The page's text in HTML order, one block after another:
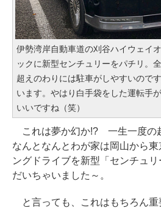
伊勢湾岸自動車道の刈谷ハイウェイ
ックに新型センチュリーをパチリ。
超えのわりには駐車がしやすいので
います。やはり白手袋をした運転手
いいですね（笑）
これは夢か幻か!? 一生一度の
なんとなんとわが家は岡山から
ングドライブを新型「センチュ
だいちゃいました～。
と言っても、これはもちろん重